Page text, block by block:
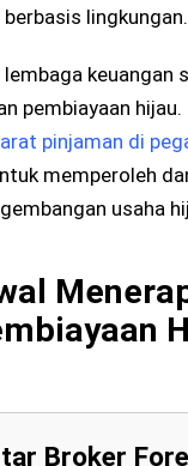
lingkungan.
keuangan
pembiayaan hijau.
pinjaman di
memperoleh
usaha
Broker